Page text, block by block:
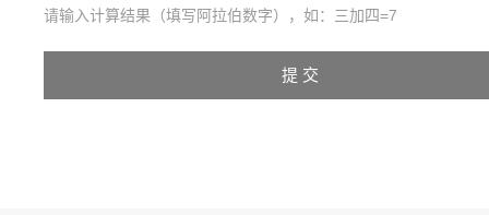
请输入计算结果（填写阿拉伯数字），如：三加四=7